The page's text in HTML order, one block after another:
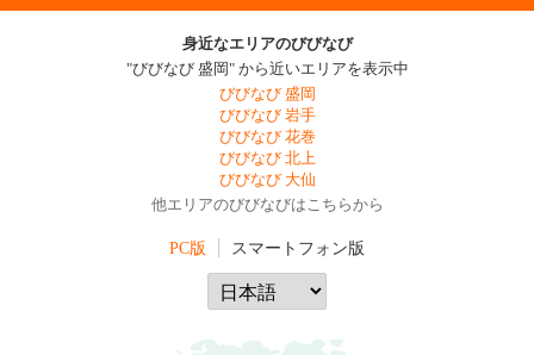
身近なエリアのびびなび
"びびなび 盛岡" から近いエリアを表示中
びびなび 盛岡
びびなび 岩手
びびなび 花巻
びびなび 北上
びびなび 大仙
他エリアのびびなびはこちらから
PC版 スマートフォン版